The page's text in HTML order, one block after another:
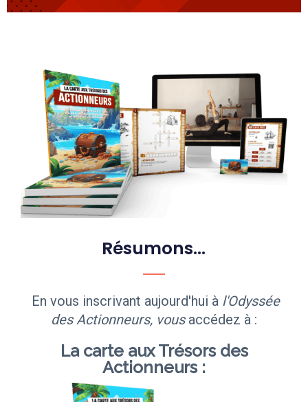
Résumons...
En vous inscrivant aujourd'hui à l'Odyssée
des Actionneurs, vousaccédez à :
La carte aux Trésors des
Actionneurs :